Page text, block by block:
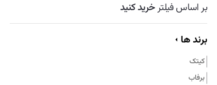
باشگاه مشتریان
درباره ما
بر اساس فیلترخرید کنید
برند ها
کیتک
برفاب